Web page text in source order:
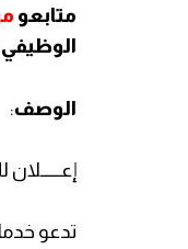
متابعو
الوصف:
إعــــــلان